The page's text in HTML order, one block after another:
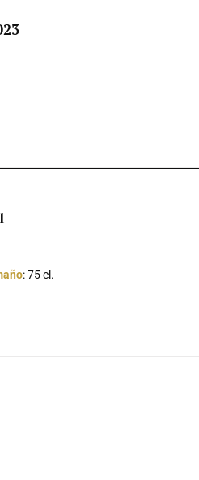
: 75 cl.